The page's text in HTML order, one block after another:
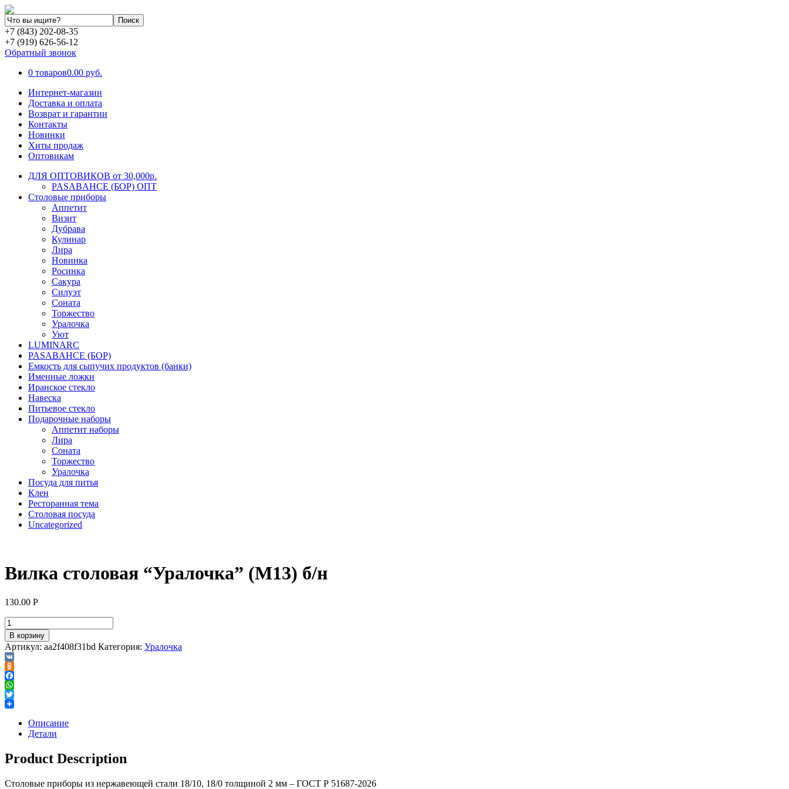
+7 (843) 202-08-35
+7 (919) 626-56-12
Обратный звонок
0 товаров0.00 руб.
Интернет-магазин
Доставка и оплата
Возврат и гарантии
Контакты
Новинки
Хиты продаж
Оптовикам
ДЛЯ ОПТОВИКОВ от 30,000р.
PASABAHCE (БОР) ОПТ
Столовые приборы
Аппетит
Визит
Дубрава
Кулинар
Лира
Новинка
Росинка
Сакура
Силуэт
Соната
Торжество
Уралочка
Уют
LUMINARC
PASABAHCE (БОР)
Емкость для сыпучих продуктов (банки)
Именные ложки
Иранское стекло
Навеска
Питьевое стекло
Подарочные наборы
Аппетит наборы
Лира
Соната
Торжество
Уралочка
Посуда для питья
Клен
Ресторанная тема
Столовая посуда
Uncategorized
Вилка столовая “Уралочка” (М13) б/н
130.00 Р
В корзину
Артикул: aa2f408f31bd Категория: Уралочка
VK
Odnoklassniki
Facebook
WhatsApp
Twitter
Описание
Детали
Product Description
Столовые приборы из нержавеющей стали 18/10, 18/0 толщиной 2 мм – ГОСТ Р 51687-2026